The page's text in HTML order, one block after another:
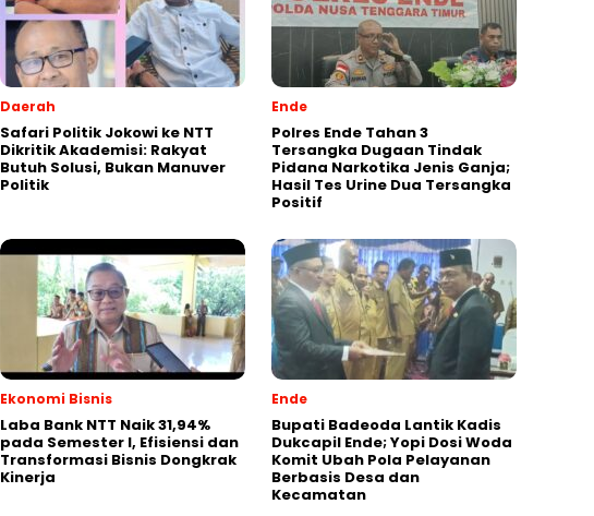
Daerah
Safari Politik Jokowi ke NTT
Dikritik Akademisi: Rakyat
Butuh Solusi, Bukan Manuver
Politik
Ende
Polres Ende Tahan 3
Tersangka Dugaan Tindak
Pidana Narkotika Jenis Ganja;
Hasil Tes Urine Dua Tersangka
Positif
Ekonomi Bisnis
Laba Bank NTT Naik 31,94%
pada Semester I, Efisiensi dan
Transformasi Bisnis Dongkrak
Kinerja
Ende
Bupati Badeoda Lantik Kadis
Dukcapil Ende; Yopi Dosi Woda
Komit Ubah Pola Pelayanan
Berbasis Desa dan
Kecamatan